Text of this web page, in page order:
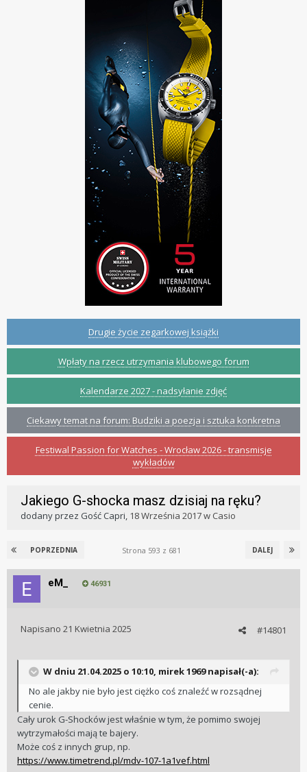
Drugie życie zegarkowej książki
Wpłaty na rzecz utrzymania klubowego forum
Kalendarze 2027 - nadsyłanie zdjęć
Ciekawy temat na forum: Budziki a poezja i sztuka konkretna
Festiwal Passion for Watches - Wrocław 2026 - transmisje
wykładów
Jakiego G-shocka masz dzisiaj na ręku?
dodany przez Gość Capri, 18 Września 2017w Casio
POPRZEDNIA DALEJ
Strona 593 z 681
eM_ 46931
#14801
Napisano 21 Kwietnia 2025
W dniu 21.04.2025 o 10:10, mirek 1969napisał(-a):
No ale jakby nie było jest ciężko coś znaleźć w rozsądnej
cenie.
Cały urok G-Shocków jest właśnie w tym, że pomimo swojej
wytrzymałości mają te bajery.
Może coś z innych grup, np.
https://www.timetrend.pl/mdv-107-1a1vef.html